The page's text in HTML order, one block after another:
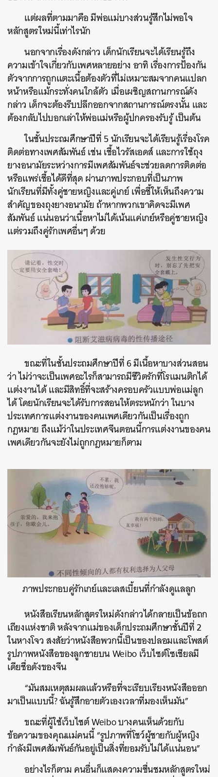
แต่ผลที่ตามมาคือ มีพ่อแม่บางส่วนรู้สึกไม่พอใจ
หลักสูตรใหม่นี้เท่าไรนัก
นอกจากเรื่องดังกล่าว เด็กนักเรียนจะได้เรียนรู้ถึง
ความเข้าใจเกี่ยวกับเพศหลายอย่าง อาทิ เรื่องการป้องกัน
ตัวจากการถูกแตะเนื้อต้องตัวที่ไม่เหมาะสมจากคนแปลก
หน้าหรือแม้กระทั่งคนใกล้ตัว เมื่อเผชิญสถานการณ์ดัง
กล่าว เด็กจะต้องรีบปลีกออกจากสถานการณ์ตรงนั้น และ
ต้องกลับไปบอกเล่าให้พ่อแม่หรือผู้ปกครองรับรู้ เป็นต้น
ในชั้นประถมศึกษาปีที่ 5 นักเรียนจะได้เรียนรู้เรื่องโรค
ติดต่อทางเพศสัมพันธ์ เช่น เชื้อไวรัสเอดส์ และการใช้ถุง
ยางอนามัยระหว่างการมีเพศสัมพันธ์จะช่วยลดการติดต่อ
หรือแพร่เชื้อได้ดีที่สุด ผ่านภาพประกอบที่เป็นภาพ
นักเรียนที่มีทั้งคู่ชายหญิงและคู่เกย์ เพื่อชี้ให้เห็นถึงความ
สำคัญของถุงยางอนามัย ถ้าหากพวกเขาคิดจะมีเพศ
สัมพันธ์ แน่นอนว่าเนื้อหาไม่ได้เน้นแค่เกย์หรือคู่ชายหญิง
แต่รวมถึงคู่รักเพศอื่นๆ ด้วย
ขณะที่ในชั้นประถมศึกษาปีที่ 6 มีเนื้อหาบางส่วนสอน
ว่า ไม่ว่าจะเป็นเพศอะไรก็สามารถมีชีวิตรักที่โรแมนติกได้
แต่งงานได้ และมีสิทธิ์ที่จะสร้างครอบครัวแบบพ่อแม่ลูก
ได้ โดยนักเรียนจะได้รับการสอนให้ตระหนักว่า ในบาง
ประเทศการแต่งงานของคนเพศเดียวกันเป็นเรื่องถูก
กฎหมาย ถึงแม้ว่าในประเทศจีนตอนนี้การแต่งงานของคน
เพศเดียวกันจะยังไม่ถูกกฎหมายก็ตาม
ภาพประกอบคู่รักเกย์และเลสเบี้ยนที่กำลังดูแลลูก
หนังสือเรียนหลักสูตรใหม่ดังกล่าวได้กลายเป็นข้อถก
เถียงแห่งชาติ หลังจากแม่ของเด็กประถมศึกษาชั้นปีที่ 2
ในหางโจว สงสัยว่าหนังสือพวกนี้เป็นของปลอมและโพสต์
รูปภาพหนังสือของลูกชายบน Weibo เว็บไซต์โซเชียลมี
เดียชื่อดังของจีน
“มันสมเหตุสมผลแล้วหรือที่จะเรียบเรียงหนังสือออก
มาเป็นแบบนี้? ฉันรู้สึกอายตัวเองเวลาที่มองเห็นมัน”
ขณะที่ผู้ใช้เว็บไซต์ Weibo บางคนเห็นด้วยกับ
ข้อความของคุณแม่คนนี้ “รูปภาพที่โชว์ผู้ชายกับผู้หญิง
กำลังมีเพศสัมพันธ์กันอยู่เป็นสิ่งที่ยอมรับไม่ได้แน่นอน”
อย่างไรก็ตาม คนอื่นก็แสดงความชื่นชมหลักสูตรใหม่
SHARE TWEET LINE EMAIL